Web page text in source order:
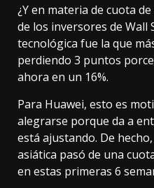
¿Y en materia de cuota
de los inversores de Wall
tecnológica fue la que
perdiendo 3 puntos
ahora en un 16%.
Para Huawei, esto es
alegrarse porque da a
está ajustando. De
asiática pasó de una
en estas primeras 6